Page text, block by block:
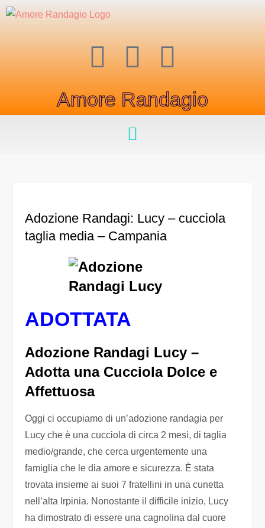
Amore Randagio
Adozione Randagi: Lucy – cucciola
taglia media – Campania
ADOTTATA
Adozione Randagi Lucy –
Adotta una Cucciola Dolce e
Affettuosa
Oggi ci occupiamo di un’adozione randagia per
Lucy che è una cucciola di circa 2 mesi, di taglia
medio/grande, che cerca urgentemente una
famiglia che le dia amore e sicurezza. È stata
trovata insieme ai suoi 7 fratellini in una cunetta
nell’alta Irpinia. Nonostante il difficile inizio, Lucy
ha dimostrato di essere una cagnolina dal cuore